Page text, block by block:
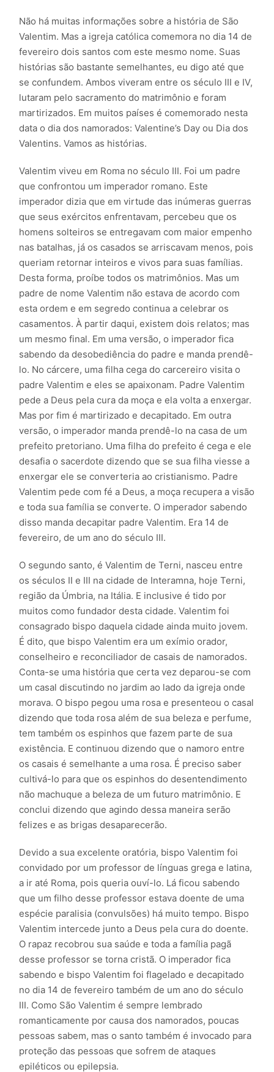
Não há muitas informações sobre a história de São
Valentim. Mas a igreja católica comemora no dia 14 de
fevereiro dois santos com este mesmo nome. Suas
histórias são bastante semelhantes, eu digo até que
se confundem. Ambos viveram entre os século III e IV,
lutaram pelo sacramento do matrimônio e foram
martirizados. Em muitos países é comemorado nesta
data o dia dos namorados: Valentine’s Day ou Dia dos
Valentins. Vamos as histórias.
Valentim viveu em Roma no século III. Foi um padre
que confrontou um imperador romano. Este
imperador dizia que em virtude das inúmeras guerras
que seus exércitos enfrentavam, percebeu que os
homens solteiros se entregavam com maior empenho
nas batalhas, já os casados se arriscavam menos, pois
queriam retornar inteiros e vivos para suas famílias.
Desta forma, proíbe todos os matrimônios. Mas um
padre de nome Valentim não estava de acordo com
esta ordem e em segredo continua a celebrar os
casamentos. À partir daqui, existem dois relatos; mas
um mesmo final. Em uma versão, o imperador fica
sabendo da desobediência do padre e manda prendê-
lo. No cárcere, uma filha cega do carcereiro visita o
padre Valentim e eles se apaixonam. Padre Valentim
pede a Deus pela cura da moça e ela volta a enxergar.
Mas por fim é martirizado e decapitado. Em outra
versão, o imperador manda prendê-lo na casa de um
prefeito pretoriano. Uma filha do prefeito é cega e ele
desafia o sacerdote dizendo que se sua filha viesse a
enxergar ele se converteria ao cristianismo. Padre
Valentim pede com fé a Deus, a moça recupera a visão
e toda sua família se converte. O imperador sabendo
disso manda decapitar padre Valentim. Era 14 de
fevereiro, de um ano do século III.
O segundo santo, é Valentim de Terni, nasceu entre
os séculos II e III na cidade de Interamna, hoje Terni,
região da Úmbria, na Itália. E inclusive é tido por
muitos como fundador desta cidade. Valentim foi
consagrado bispo daquela cidade ainda muito jovem.
É dito, que bispo Valentim era um exímio orador,
conselheiro e reconciliador de casais de namorados.
Conta-se uma história que certa vez deparou-se com
um casal discutindo no jardim ao lado da igreja onde
morava. O bispo pegou uma rosa e presenteou o casal
dizendo que toda rosa além de sua beleza e perfume,
tem também os espinhos que fazem parte de sua
existência. E continuou dizendo que o namoro entre
os casais é semelhante a uma rosa. É preciso saber
cultivá-lo para que os espinhos do desentendimento
não machuque a beleza de um futuro matrimônio. E
conclui dizendo que agindo dessa maneira serão
felizes e as brigas desaparecerão.
Devido a sua excelente oratória, bispo Valentim foi
convidado por um professor de línguas grega e latina,
a ir até Roma, pois queria ouví-lo. Lá ficou sabendo
que um filho desse professor estava doente de uma
espécie paralisia (convulsões) há muito tempo. Bispo
Valentim intercede junto a Deus pela cura do doente.
O rapaz recobrou sua saúde e toda a família pagã
desse professor se torna cristã. O imperador fica
sabendo e bispo Valentim foi flagelado e decapitado
no dia 14 de fevereiro também de um ano do século
III. Como São Valentim é sempre lembrado
romanticamente por causa dos namorados, poucas
pessoas sabem, mas o santo também é invocado para
proteção das pessoas que sofrem de ataques
epiléticos ou epilepsia.